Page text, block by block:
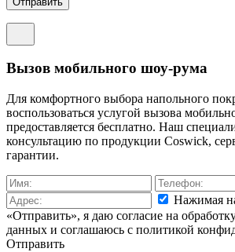
Вызов мобильного шоу-рума
Для комфортного выбора напольного
воспользоваться услугой вызова
предоставляется бесплатно. Наш
консультацию по продукции Coswick,
гарантии.
Нажимая
«Отправить», я даю согласие на
данных и соглашаюсь c политикой
Отправить